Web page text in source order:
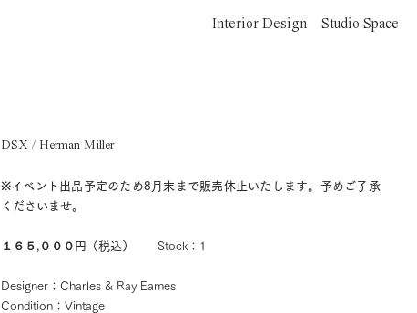
Interior Design Studio Space
DSX / Herman Miller
※イベント出品予定のため8月末まで販売休止いたします。予めご了承
くださいませ。
１６５,０００円（税込） Stock：1
Designer：Charles & Ray Eames
Condition：Vintage